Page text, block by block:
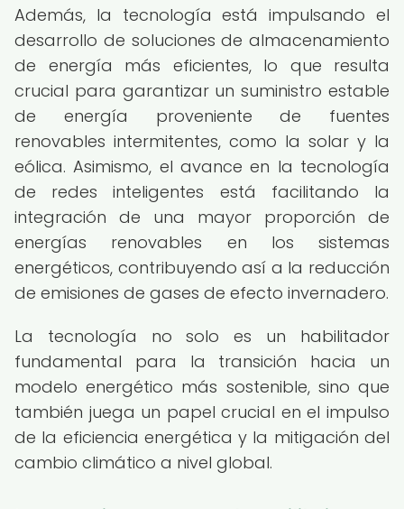
Además, la tecnología está impulsando el
desarrollo de soluciones de almacenamiento
de energía más eficientes, lo que resulta
crucial para garantizar un suministro estable
de energía proveniente de fuentes
renovables intermitentes, como la solar y la
eólica. Asimismo, el avance en la tecnología
de redes inteligentes está facilitando la
integración de una mayor proporción de
energías renovables en los sistemas
energéticos, contribuyendo así a la reducción
de emisiones de gases de efecto invernadero.
La tecnología no solo es un habilitador
fundamental para la transición hacia un
modelo energético más sostenible, sino que
también juega un papel crucial en el impulso
de la eficiencia energética y la mitigación del
cambio climático a nivel global.